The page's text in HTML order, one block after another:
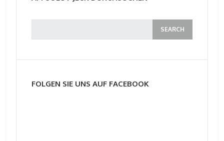
FOLGEN SIE UNS AUF FACEBOOK